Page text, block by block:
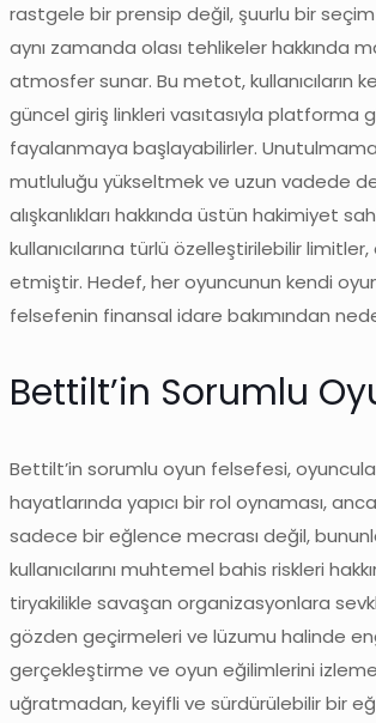
rastgele bir prensip değil, şuurlu bir
aynı zamanda olası tehlikeler
atmosfer sunar. Bu metot, kullanıcıların
güncel giriş linkleri vasıtasıyla platforma
fayalanmaya başlayabilirler.
mutluluğu yükseltmek ve uzun vadede
alışkanlıkları hakkında üstün hakimiyet
kullanıcılarına türlü özelleştirilebilir
etmiştir. Hedef, her oyuncunun kendi
felsefenin finansal idare bakımından
Bettilt’in Sorumlu
Bettilt’in sorumlu oyun felsefesi,
hayatlarında yapıcı bir rol oynaması,
sadece bir eğlence mecrası değil,
kullanıcılarını muhtemel bahis riskleri
tiryakilikle savaşan organizasyonlara
gözden geçirmeleri ve lüzumu halinde
gerçekleştirme ve oyun eğilimlerini
uğratmadan, keyifli ve sürdürülebilir bir